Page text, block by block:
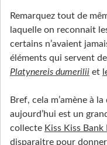
Remarquez tout de
laquelle on reconnait
certains n’avaient
éléments qui servent
Platynereis dumerilii et
Bref, cela m’amène à
aujourd’hui est un
collecte Kiss Kiss Bank
disparaitre pour